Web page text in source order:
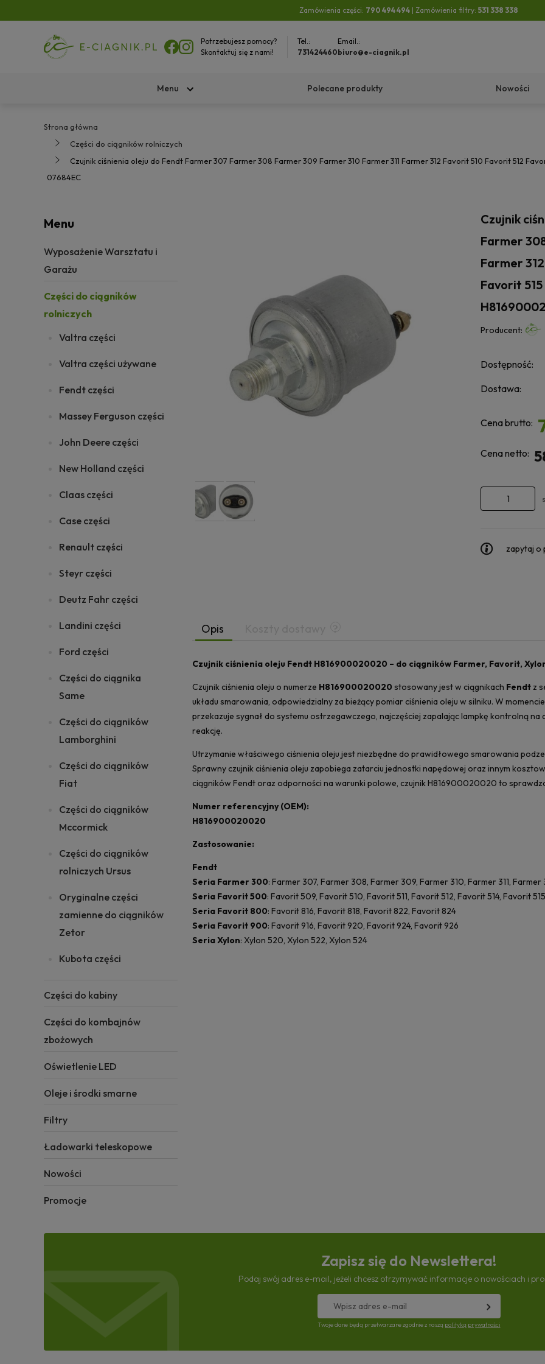
Zamówienia części: 790 494 494 | Zamówienia filtry: 531 338 338
Potrzebujesz pomocy?
Skontaktuj się z nami!
Tel.:
731424460
Email.:
biuro@e-ciagnik.pl
Menu Polecane produkty Nowości
Strona główna
Części do ciągników rolniczych
Czujnik ciśnienia oleju do Fendt Farmer 307 Farmer 308 Farmer 309 Farmer 310 Farmer 311 Farmer 312 Favorit 510 Favorit 512
07684EC
Menu
Wyposażenie Warsztatu i
Garażu
Części do ciągników
rolniczych
Valtra części
Valtra części używane
Fendt części
Massey Ferguson części
John Deere części
New Holland części
Claas części
Case części
Renault części
Steyr części
Deutz Fahr części
Landini części
Ford części
Części do ciągnika
Same
Części do ciągników
Lamborghini
Części do ciągników
Fiat
Części do ciągników
Mccormick
Części do ciągników
rolniczych Ursus
Oryginalne części
zamienne do ciągników
Zetor
Kubota części
Części do kabiny
Części do kombajnów
zbożowych
Oświetlenie LED
Oleje i środki smarne
Filtry
Ładowarki teleskopowe
Nowości
Promocje
Czujnik
Farmer
Farmer
Favorit
Producent:
Dostępność:
Dostawa:
Cena brutto:
Cena netto:
zapytaj o
Opis
Czujnik ciśnienia oleju Fendt H816900020020 – do ciągników Farmer, Favorit,
Czujnik ciśnienia oleju o numerze H816900020020 stosowany jest w ciągnikach Fendtz
układu smarowania, odpowiedzialny za bieżący pomiar ciśnienia oleju w silniku. W
przekazuje sygnał do systemu ostrzegawczego, najczęściej zapalając lampkę kontrolną
reakcję.
Utrzymanie właściwego ciśnienia oleju jest niezbędne do prawidłowego smarowania
Sprawny czujnik ciśnienia oleju zapobiega zatarciu jednostki napędowej oraz innym
ciągników Fendt oraz odporności na warunki polowe, czujnik H816900020020 to
Numer referencyjny (OEM):
H816900020020
Zastosowanie:
Fendt
Seria Farmer 300: Farmer 307, Farmer 308, Farmer 309, Farmer 310, Farmer 311, Farmer
Seria Favorit 500: Favorit 509, Favorit 510, Favorit 511, Favorit 512, Favorit 514, Favorit 515
Seria Favorit 800: Favorit 816, Favorit 818, Favorit 822, Favorit 824
Seria Favorit 900: Favorit 916, Favorit 920, Favorit 924, Favorit 926
Seria Xylon: Xylon 520, Xylon 522, Xylon 524
Zapisz się do Newslettera!
Podaj swój adres e-mail, jeżeli chcesz otrzymywać informacje o nowościach i
Twoje dane będą przetwarzane zgodnie z naszą polityką prywatności